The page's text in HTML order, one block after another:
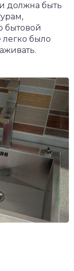
должна быть
бытовой
было